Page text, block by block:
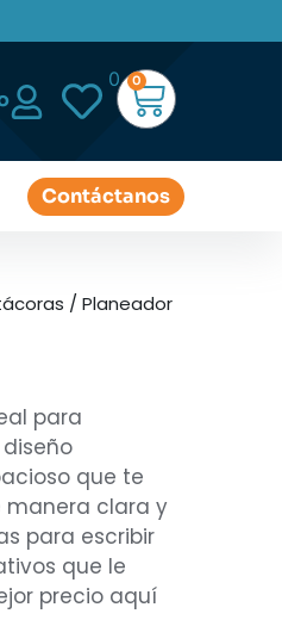
0 0
Contáctanos
/ Planeador
para
que te
manera clara y
para escribir
que le
precio aquí